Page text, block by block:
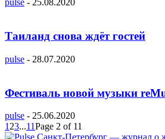
pulse - 25.08.2020
Таиланд снова ждёт гостей
pulse - 28.07.2020
Фестиваль новой музыки
pulse - 25.06.2020
1 23...11Page 2 of 11